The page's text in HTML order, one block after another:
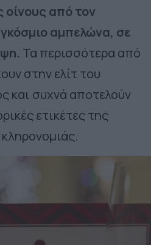
από τον
αμπελώνα, σε
Τα περισσότερα από
στην ελίτ του
και συχνά αποτελούν
ετικέτες της